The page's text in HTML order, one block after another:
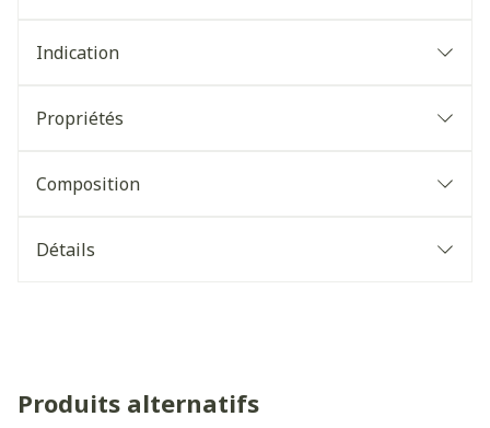
Indication
Propriétés
Composition
Détails
Produits alternatifs